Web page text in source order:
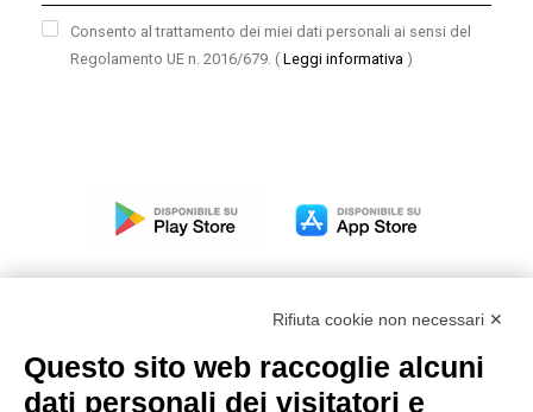
Consento al trattamento dei miei dati personali ai sensi del
Regolamento UE n. 2016/679. ( Leggi informativa )
Modello organizzativo, gestione e controllo – D. lgs.
231/2001
Rifiuta cookie non necessari ✕
Questo sito web raccoglie alcuni
dati personali dei visitatori e